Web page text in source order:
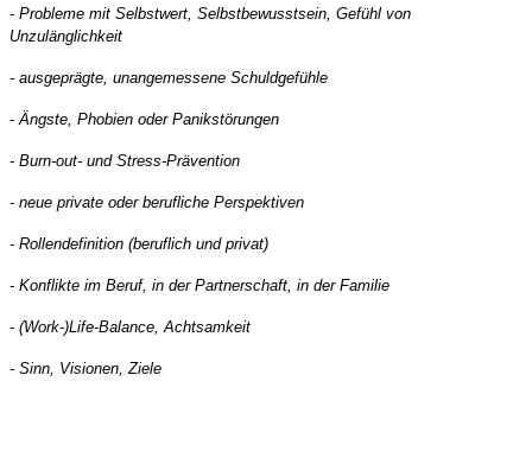
- Probleme mit Selbstwert, Selbstbewusstsein, Gefühl von
Unzulänglichkeit
- ausgeprägte, unangemessene Schuldgefühle
- Ängste, Phobien oder Panikstörungen
- Burn-out- und Stress-Prävention
- neue private oder berufliche Perspektiven
- Rollendefinition (beruflich und privat)
- Konflikte im Beruf, in der Partnerschaft, in der Familie
- (Work-)Life-Balance, Achtsamkeit
- Sinn, Visionen, Ziele